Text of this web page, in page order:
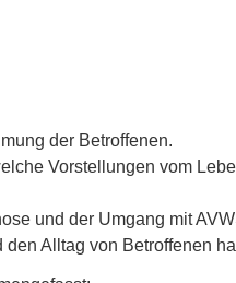
der Betroffenen.
Vorstellungen vom
und der Umgang mit
Alltag von Betroffenen